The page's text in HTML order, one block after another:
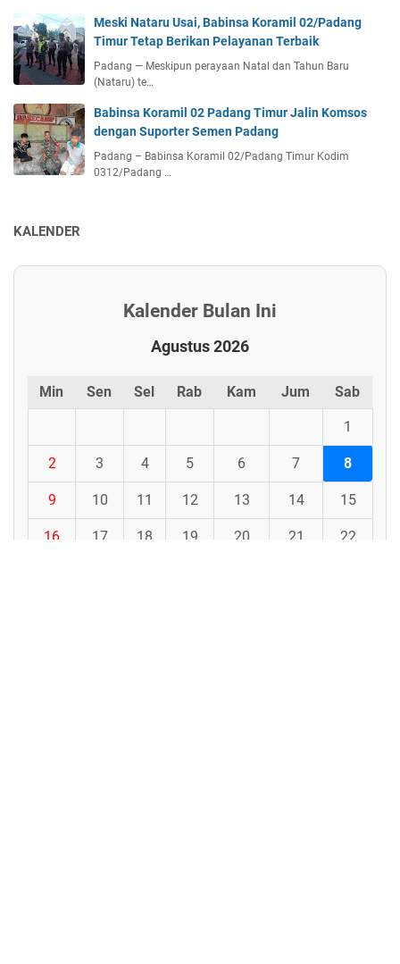
Meski Nataru Usai, Babinsa Koramil 02/Padang
Timur Tetap Berikan Pelayanan Terbaik
Padang — Meskipun perayaan Natal dan Tahun Baru
(Nataru) te…
Babinsa Koramil 02 Padang Timur Jalin Komsos
dengan Suporter Semen Padang
Padang – Babinsa Koramil 02/Padang Timur Kodim
0312/Padang …
KALENDER
Kalender Bulan Ini
Agustus 2026
Min Sen Sel Rab Kam Jum Sab
1
2 3 4 5 6 7 8
9 10 11 12 13 14 15
16 17 18 19 20 21 22